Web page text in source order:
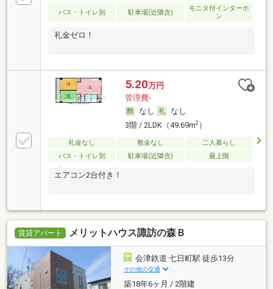
バス・トイレ別 駐車場(近隣含)
モニタ付インターホ
ン
礼金ゼロ！
5.20万円
管理費-
なし
なし
3階 / 2LDK（49.69m2）
礼金なし 敷金なし
二人暮らし
バス・トイレ別
駐車場(近隣含) 最上階
エアコン2台付き！
賃貸アパート メリットハウス諏訪の森Ｂ
会津鉄道 七日町駅 徒歩13分
その他の交通
築18年6ヶ月 / 2階建